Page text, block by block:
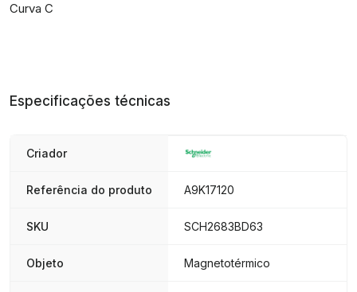
Curva C
Especificações técnicas
Criador
Referência do produto A9K17120
SKU SCH2683BD63
Objeto Magnetotérmico